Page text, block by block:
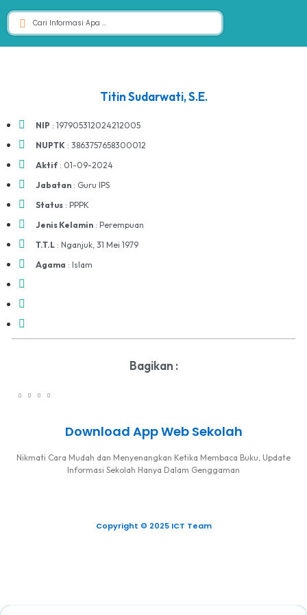
Titin Sudarwati, S.E.
NIP : 197905312024212005
NUPTK : 3863757658300012
Aktif : 01-09-2024
Jabatan : Guru IPS
Status : PPPK
Jenis Kelamin : Perempuan
T.T.L : Nganjuk, 31 Mei 1979
Agama : Islam
Bagikan :
Download App Web Sekolah
Nikmati Cara Mudah dan Menyenangkan Ketika Membaca Buku, Update
Informasi Sekolah Hanya Dalam Genggaman
Copyright © 2025 ICT Team